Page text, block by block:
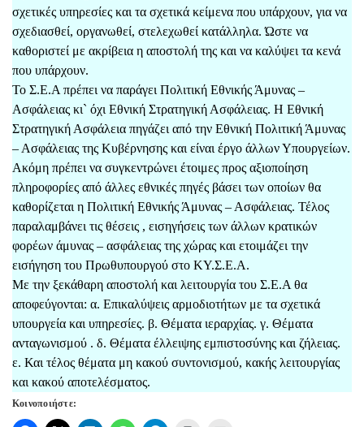
σχετικές υπηρεσίες και τα σχετικά κείμενα που υπάρχουν, για να
σχεδιασθεί, οργανωθεί, στελεχωθεί κατάλληλα. Ώστε να
καθοριστεί με ακρίβεια η αποστολή της και να καλύψει τα κενά
που υπάρχουν.
Το Σ.Ε.Α πρέπει να παράγει Πολιτική Εθνικής Άμυνας –
Ασφάλειας κι` όχι Εθνική Στρατηγική Ασφάλειας. Η Εθνική
Στρατηγική Ασφάλεια πηγάζει από την Εθνική Πολιτική Άμυνας
– Ασφάλειας της Κυβέρνησης και είναι έργο άλλων Υπουργείων.
Ακόμη πρέπει να συγκεντρώνει έτοιμες προς αξιοποίηση
πληροφορίες από άλλες εθνικές πηγές βάσει των οποίων θα
καθορίζεται η Πολιτική Εθνικής Άμυνας – Ασφάλειας. Τέλος
παραλαμβάνει τις θέσεις , εισηγήσεις των άλλων κρατικών
φορέων άμυνας – ασφάλειας της χώρας και ετοιμάζει την
εισήγηση του Πρωθυπουργού στο ΚΥ.Σ.Ε.Α.
Με την ξεκάθαρη αποστολή και λειτουργία του Σ.Ε.Α θα
αποφεύγονται: α. Επικαλύψεις αρμοδιοτήτων με τα σχετικά
υπουργεία και υπηρεσίες. β. Θέματα ιεραρχίας. γ. Θέματα
ανταγωνισμού . δ. Θέματα έλλειψης εμπιστοσύνης και ζήλειας.
ε. Και τέλος θέματα μη κακού συντονισμού, κακής λειτουργίας
και κακού αποτελέσματος.
Κοινοποιήστε: